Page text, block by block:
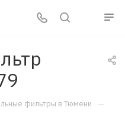
фильтры в Тюмени —